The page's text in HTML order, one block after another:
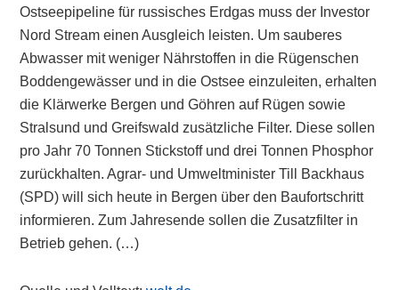
Ostseepipeline für russisches Erdgas muss der Investor
Nord Stream einen Ausgleich leisten. Um sauberes
Abwasser mit weniger Nährstoffen in die Rügenschen
Boddengewässer und in die Ostsee einzuleiten, erhalten
die Klärwerke Bergen und Göhren auf Rügen sowie
Stralsund und Greifswald zusätzliche Filter. Diese sollen
pro Jahr 70 Tonnen Stickstoff und drei Tonnen Phosphor
zurückhalten. Agrar- und Umweltminister Till Backhaus
(SPD) will sich heute in Bergen über den Baufortschritt
informieren. Zum Jahresende sollen die Zusatzfilter in
Betrieb gehen. (…)